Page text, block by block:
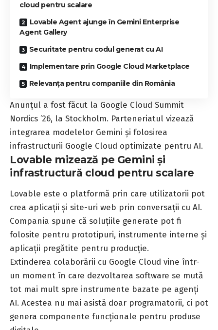
cloud pentru scalare
Lovable Agent ajunge în Gemini Enterprise
Agent Gallery
Securitate pentru codul generat cu AI
Implementare prin Google Cloud Marketplace
Relevanța pentru companiile din România
Anunțul a fost făcut la Google Cloud Summit
Nordics ’26, la Stockholm. Parteneriatul vizează
integrarea modelelor Gemini și folosirea
infrastructurii Google Cloud optimizate pentru AI.
Lovable mizează pe Gemini și
infrastructură cloud pentru scalare
Lovable este o platformă prin care utilizatorii pot
crea aplicații și site-uri web prin conversații cu AI.
Compania spune că soluțiile generate pot fi
folosite pentru prototipuri, instrumente interne și
aplicații pregătite pentru producție.
Extinderea colaborării cu Google Cloud vine într-
un moment în care dezvoltarea software se mută
tot mai mult spre instrumente bazate pe agenți
AI. Acestea nu mai asistă doar programatorii, ci pot
genera componente funcționale pentru produse